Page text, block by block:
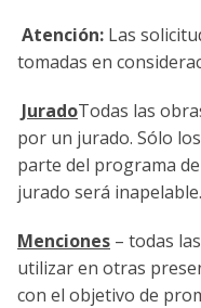
Atención: Las
tomadas en
JuradoTodas las
por un jurado. Sólo
parte del programa
jurado será inapelable.
Menciones – todas
utilizar en otras
con el objetivo de